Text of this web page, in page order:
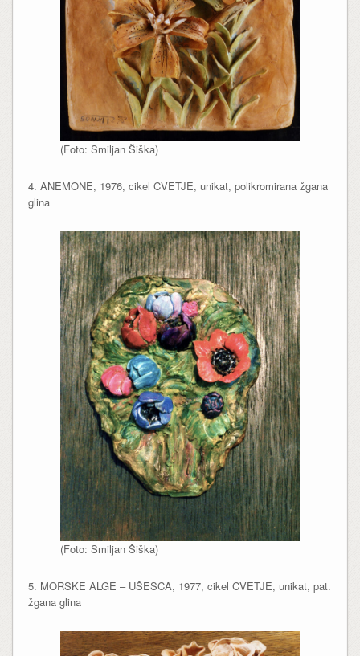
(Foto: Smiljan Šiška)
4. ANEMONE, 1976, cikel CVETJE, unikat, polikromirana žgana
glina
(Foto: Smiljan Šiška)
5. MORSKE ALGE – UŠESCA, 1977, cikel CVETJE, unikat, pat.
žgana glina